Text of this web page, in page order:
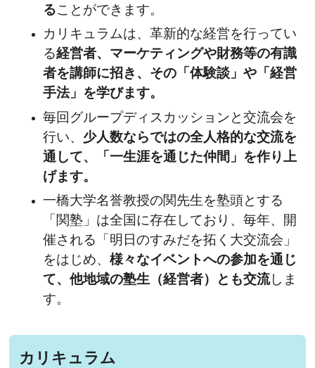
ることができます。
カリキュラムは、革新的な経営を行ってい
る経営者、マーケティングや財務等の有識
者を講師に招き、その「体験談」や「経営
手法」を学びます。
毎回グループディスカッションと交流会を
行い、 少人数ならではの全人格的な交流を
通して、「一生涯を通じた仲間」を作り上
げます。
一橋大学名誉教授の関先生を塾頭とする
「関塾」は全国に存在しており、毎年、開
催される「明日のすみだを拓く大交流会」
をはじめ、様々なイベントへの参加を通じ
て、他地域の塾生（経営者）とも交流しま
す。
カリキュラム